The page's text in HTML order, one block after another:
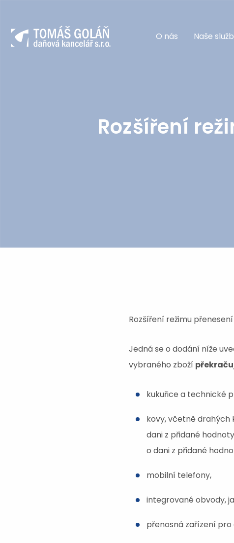
O nás Naše
Rozšíření
Rozšíření režimu
Jedná se o dodání níže
vybraného zboží
kukuřice a technické
kovy, včetně drahých
dani z přidané
o dani z přidané
mobilní telefony,
integrované obvody,
přenosná zařízení